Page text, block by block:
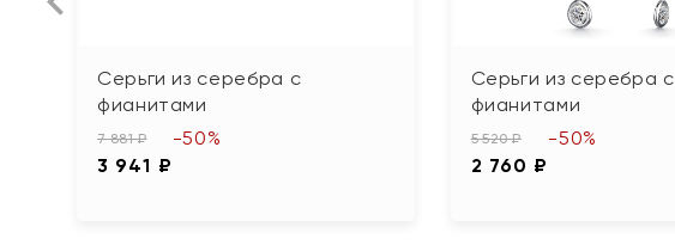
Серьги из серебра с
фианитами
7 881 ₽
3 941 ₽
-50%
Серьги из серебра с
фианитами
5 520 ₽
2 760 ₽
-50%